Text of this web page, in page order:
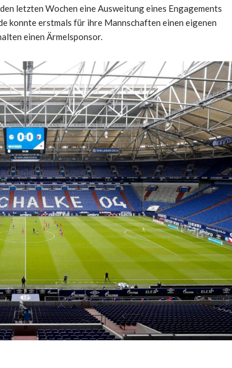
letzten Wochen eine Ausweitung eines Engagements
konnte erstmals für ihre Mannschaften einen eigenen
einen Ärmelsponsor.